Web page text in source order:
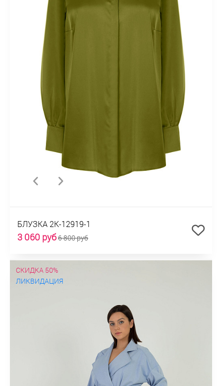
БЛУЗКА 2К-12919-1
3 060 руб6 800 руб
СКИДКА 50%
ЛИКВИДАЦИЯ